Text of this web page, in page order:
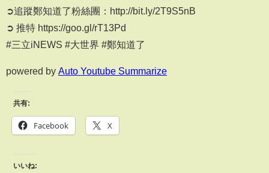
➲追蹤鄭知道了粉絲團：http://bit.ly/2T9S5nB
➲ 推特 https://goo.gl/rT13Pd
#三立iNEWS #大世界 #鄭知道了
powered by Auto Youtube Summarize
共有:
Facebook X
いいね: